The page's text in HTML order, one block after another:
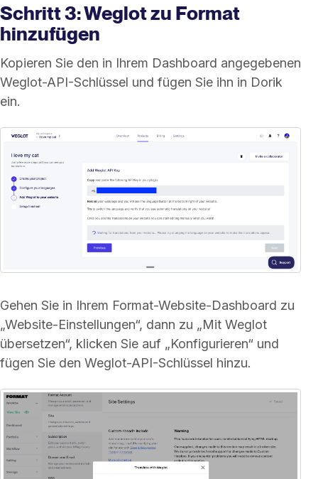
Schritt 3: Weglot zu Format
hinzufügen
Kopieren Sie den in Ihrem Dashboard angegebenen
Weglot-API-Schlüssel und fügen Sie ihn in Dorik
ein.
Gehen Sie in Ihrem Format-Website-Dashboard zu
„Website-Einstellungen“, dann zu „Mit Weglot
übersetzen“, klicken Sie auf „Konfigurieren“ und
fügen Sie den Weglot-API-Schlüssel hinzu.